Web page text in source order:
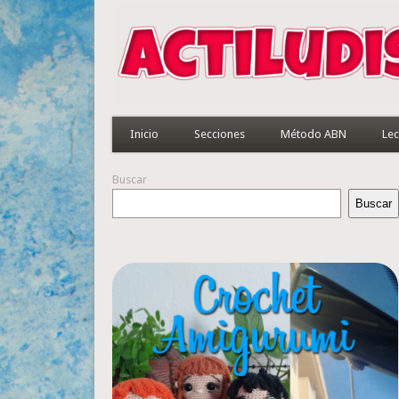
Inicio Secciones Método ABN
Buscar
Buscar